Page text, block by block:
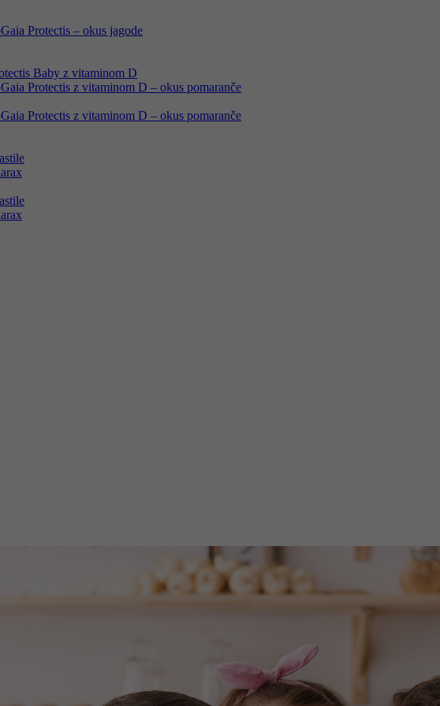
Protectis – okus jagode
Baby z vitaminom D
Protectis z vitaminom D – okus pomaranče
Protectis z vitaminom D – okus pomaranče